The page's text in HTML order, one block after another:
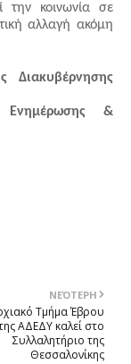
την κοινωνία σε
αλλαγή ακόμη
Διακυβέρνησης
Ενημέρωσης &
ΝΕΌΤΕΡΗ
Τμήμα Έβρου
ΑΔΕΔΥ καλεί στο
Συλλαλητήριο της
Θεσσαλονίκης